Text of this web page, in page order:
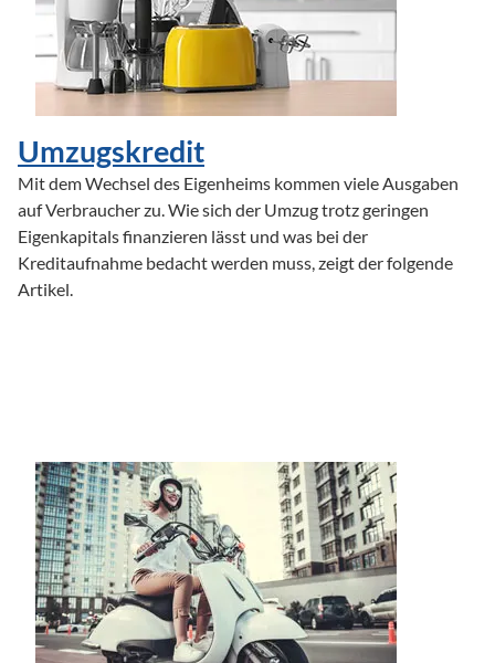
Umzugskredit
Mit dem Wechsel des Eigenheims kommen viele Ausgaben
auf Verbraucher zu. Wie sich der Umzug trotz geringen
Eigenkapitals finanzieren lässt und was bei der
Kreditaufnahme bedacht werden muss, zeigt der folgende
Artikel.